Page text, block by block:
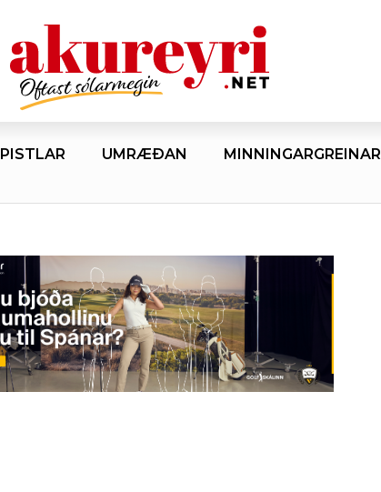
PISTLAR UMRÆÐAN MINNINGARGREINAR